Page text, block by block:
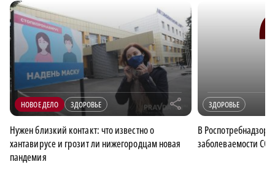
НОВОЕ ДЕЛО ЗДОРОВЬЕ r
Нужен близкий контакт: что известно о
хантавирусе и грозит ли нижегородцам новая
пандемия
ЗДОРОВЬЕ
В
заболеваемости